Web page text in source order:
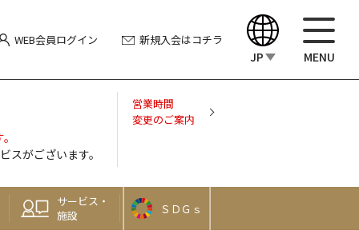
WEB会員ログイン 新規入会はコチラ
JP
中文（简体）
MENU
がございます。
営業時間
変更のご案内
サービス・
施設
ＳＤＧｓ